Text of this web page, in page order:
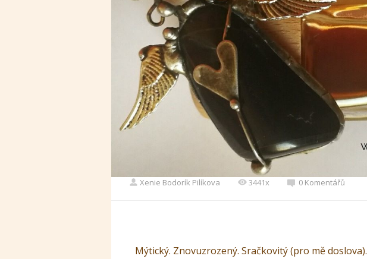
Xenie Bodorík Pilíkova 3441x 0 Komentářů
Mýtický. Znovuzrozený. Sračkovitý (pro mě doslova).